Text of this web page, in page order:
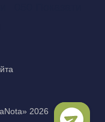
2026